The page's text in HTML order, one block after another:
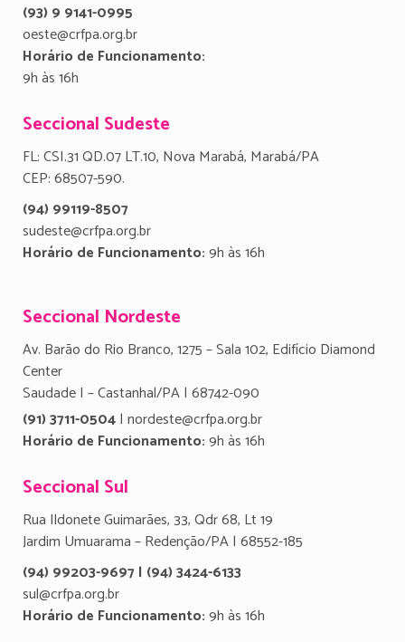
(93) 9 9141-0995
oeste@crfpa.org.br
Horário de Funcionamento:
9h às 16h
Seccional Sudeste
FL: CSI.31 QD.07 LT.10, Nova Marabá, Marabá/PA
CEP: 68507-590.
(94) 99119-8507
sudeste@crfpa.org.br
Horário de Funcionamento:9h às 16h
Seccional Nordeste
Av. Barão do Rio Branco, 1275 – Sala 102, Edifício Diamond
Center
Saudade I – Castanhal/PA | 68742-090
(91) 3711-0504| nordeste@crfpa.org.br
Horário de Funcionamento:9h às 16h
Seccional Sul
Rua Ildonete Guimarães, 33, Qdr 68, Lt 19
Jardim Umuarama – Redenção/PA | 68552-185
(94) 99203-9697 | (94) 3424-6133
sul@crfpa.org.br
Horário de Funcionamento:9h às 16h